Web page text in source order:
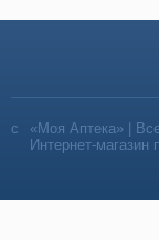
«Моя Аптека» |
Интернет-